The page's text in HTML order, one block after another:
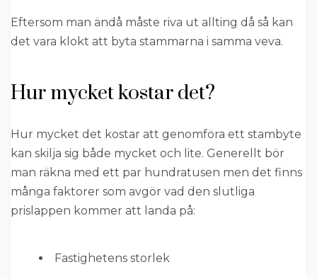
Eftersom man ändå måste riva ut allting då så kan
det vara klokt att byta stammarna i samma veva.
Hur mycket kostar det?
Hur mycket det kostar att genomföra ett stambyte
kan skilja sig både mycket och lite. Generellt bör
man räkna med ett par hundratusen men det finns
många faktorer som avgör vad den slutliga
prislappen kommer att landa på:
Fastighetens storlek